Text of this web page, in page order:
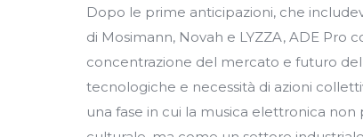
Dopo le prime anticipazioni, che
di Mosimann, Novah e LYZZA, ADE Pro
concentrazione del mercato e futuro
tecnologiche e necessità di azioni
una fase in cui la musica elettronica